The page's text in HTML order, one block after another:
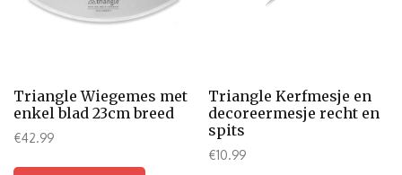
Triangle Wiegemes met
enkel blad 23cm breed
€42.99
Triangle Kerfmesje en
decoreermesje recht en
spits
€10.99